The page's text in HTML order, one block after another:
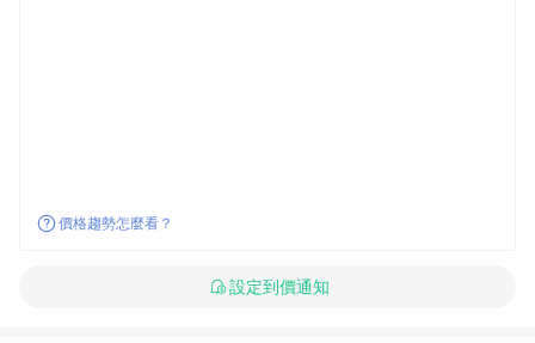
價格趨勢怎麼看？
設定到價通知